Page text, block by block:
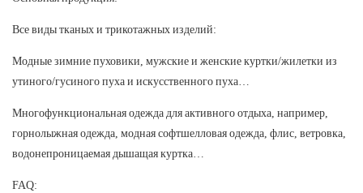
Все виды тканых и трикотажных изделий:
Модные зимние пуховики, мужские и женские куртки/жилетки из
утиного/гусиного пуха и искусственного пуха…
Многофункциональная одежда для активного отдыха, например,
горнолыжная одежда, модная софтшелловая одежда, флис, ветровка,
водонепроницаемая дышащая куртка…
FAQ: